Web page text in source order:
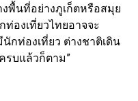
พื้นที่อย่างภูเก็ตหรือสมุย
องเที่ยวไทยอาจจะ
กท่องเที่ยว ต่างชาติเดิน
รบแล้วก็ตาม”